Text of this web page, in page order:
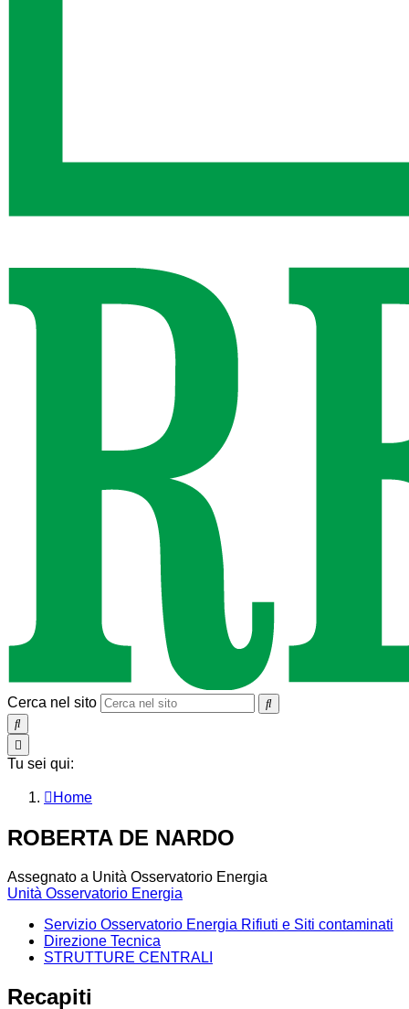
Cerca nel sito
SEARCH
Toggle
navigation
Tu sei qui:
Home
ROBERTA DE NARDO
Assegnato a Unità Osservatorio Energia
Unità Osservatorio Energia
Servizio Osservatorio Energia Rifiuti e Siti contaminati
Direzione Tecnica
STRUTTURE CENTRALI
Recapiti